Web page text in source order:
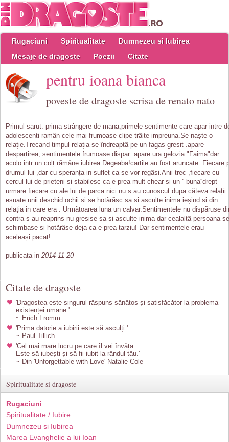
Rugaciuni Spiritualitate
Dumnezeu si Iubirea
Mesaje de dragoste
Poezii Citate
pentru ioana bianca
poveste de dragoste scrisa de renato nato
Primul sarut. prima strângere de mana,primele sentimente care apar intre
adolescenti ramân cele mai frumoase clipe trãite impreuna.Se naște o
relație.Trecand timpul relația se îndreaptã pe un fagas gresit .apare
despartirea, sentimentele frumoase dispar .apare ura.gelozia."Faima"dar
acolo intr un colț rãmâne iubirea.Degeaba!cartile au fost aruncate .Fiecare
drumul lui ,dar cu speranța in suflet ca se vor regãsi.Anii trec ,fiecare cu
cercul lui de prieteni si stabilesc ca e prea mult chear si un '' buna''drept
urmare fiecare cu ale lui de parca nici nu s au cunoscut.dupa câteva relații
esuate unii deschid ochii si se hotãrãsc sa si asculte inima ieșind si din
relația in care era . Urmãtoarea luna un calvar.Sentimentele nu dispãruse
contra s au reaprins nu gresise sa si asculte inima dar cealaltã persoana se
schimbase si hotãrâse deja ca e prea tarziu! Dar sentimentele erau
aceleași.pacat!
publicata in 2014-11-20
Citate de dragoste
'Dragostea este singurul răspuns sănătos și satisfăcător la problema
existenței umane.'
~ Erich Fromm
'Prima datorie a iubirii este să asculți.'
~ Paul Tillich
'Cel mai mare lucru pe care îl vei învăța
Este să iubești și să fii iubit la rândul tău.'
~ Din 'Unforgettable with Love' Natalie Cole
Spiritualitate si dragoste
Rugaciuni
Spiritualitate / Iubire
Dumnezeu si Iubirea
Marea Evanghelie a lui Ioan